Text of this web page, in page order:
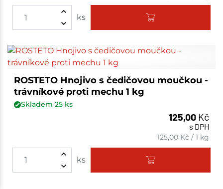
ks
ROSTETO Hnojivo s čedičovou moučkou -
trávníkové proti mechu 1 kg
Skladem 25ks
125,00 Kč
s DPH
125,00 Kč /1 kg
ks